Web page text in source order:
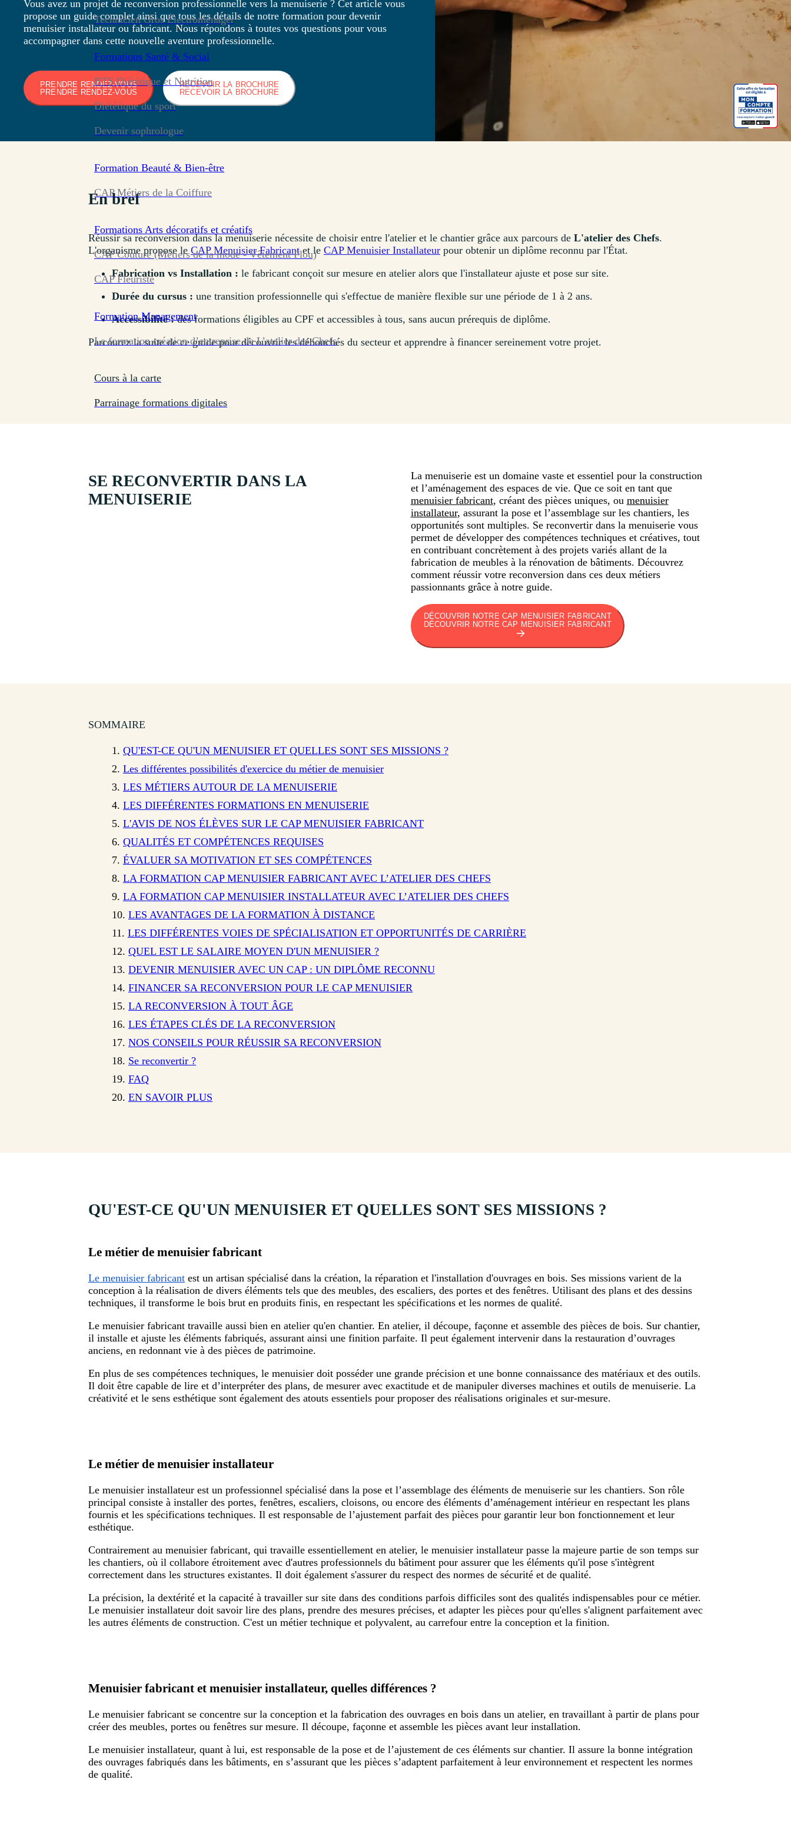
Technicien Gros Électroménager
Formations Santé & Social
BTS Diététique et Nutrition
Diététique du sport
Devenir sophrologue
Formation Beauté & Bien-être
CAP Métiers de la Coiffure
Formations Arts décoratifs et créatifs
CAP Couture (Métiers de la mode - Vêtement Flou)
CAP Fleuriste
Formation Management
La formation création d’entreprise de L’atelier des Chefs
Cours à la carte
Parrainage formations digitales
Vous avez un projet de reconversion professionnelle vers la menuiserie ? Cet article vous
propose un guide complet ainsi que tous les détails de notre formation pour devenir
menuisier installateur ou fabricant. Nous répondons à toutes vos questions pour vous
accompagner dans cette nouvelle aventure professionnelle.
PRENDRE RENDEZ-VOUS
PRENDRE RENDEZ-VOUS
RECEVOIR LA BROCHURE
RECEVOIR LA BROCHURE
En bref
Réussir sa reconversion dans la menuiserie nécessite de choisir entre l'atelier et le chantier grâce aux parcours de L'atelier des Chefs.
L'organisme propose leCAP Menuisier Fabricantet le CAP Menuisier Installateur pour obtenir un diplôme reconnu par l'État.
Fabrication vs Installation : le fabricant conçoit sur mesure en atelier alors que l'installateur ajuste et pose sur site.
Durée du cursus : une transition professionnelle qui s'effectue de manière flexible sur une période de 1 à 2 ans.
Accessibilité :des formations éligibles au CPF et accessibles à tous, sans aucun prérequis de diplôme.
Parcourez la suite de ce guide pour découvrir les débouchés du secteur et apprendre à financer sereinement votre projet.
SE RECONVERTIR DANS LA
MENUISERIE
La menuiserie est un domaine vaste et essentiel pour la construction
et l’aménagement des espaces de vie. Que ce soit en tant que
menuisier fabricant, créant des pièces uniques, ou menuisier
installateur, assurant la pose et l’assemblage sur les chantiers, les
opportunités sont multiples. Se reconvertir dans la menuiserie vous
permet de développer des compétences techniques et créatives, tout
en contribuant concrètement à des projets variés allant de la
fabrication de meubles à la rénovation de bâtiments. Découvrez
comment réussir votre reconversion dans ces deux métiers
passionnants grâce à notre guide.
DÉCOUVRIR NOTRE CAP MENUISIER FABRICANT
DÉCOUVRIR NOTRE CAP MENUISIER FABRICANT
SOMMAIRE
QU'EST-CE QU'UN MENUISIER ET QUELLES SONT SES MISSIONS ?
Les différentes possibilités d'exercice du métier de menuisier
LES MÉTIERS AUTOUR DE LA MENUISERIE
LES DIFFÉRENTES FORMATIONS EN MENUISERIE
L'AVIS DE NOS ÉLÈVES SUR LE CAP MENUISIER FABRICANT
QUALITÉS ET COMPÉTENCES REQUISES
ÉVALUER SA MOTIVATION ET SES COMPÉTENCES
LA FORMATION CAP MENUISIER FABRICANT AVEC L’ATELIER DES CHEFS
LA FORMATION CAP MENUISIER INSTALLATEUR AVEC L’ATELIER DES CHEFS
LES AVANTAGES DE LA FORMATION À DISTANCE
LES DIFFÉRENTES VOIES DE SPÉCIALISATION ET OPPORTUNITÉS DE CARRIÈRE
QUEL EST LE SALAIRE MOYEN D'UN MENUISIER ?
DEVENIR MENUISIER AVEC UN CAP : UN DIPLÔME RECONNU
FINANCER SA RECONVERSION POUR LE CAP MENUISIER
LA RECONVERSION À TOUT ÂGE
LES ÉTAPES CLÉS DE LA RECONVERSION
NOS CONSEILS POUR RÉUSSIR SA RECONVERSION
Se reconvertir ?
FAQ
EN SAVOIR PLUS
QU'EST-CE QU'UN MENUISIER ET QUELLES SONT SES MISSIONS ?
Le métier de menuisier fabricant
Le menuisier fabricant est un artisan spécialisé dans la création, la réparation et l'installation d'ouvrages en bois. Ses missions varient de la
conception à la réalisation de divers éléments tels que des meubles, des escaliers, des portes et des fenêtres. Utilisant des plans et des dessins
techniques, il transforme le bois brut en produits finis, en respectant les spécifications et les normes de qualité.
Le menuisier fabricant travaille aussi bien en atelier qu'en chantier. En atelier, il découpe, façonne et assemble des pièces de bois. Sur chantier,
il installe et ajuste les éléments fabriqués, assurant ainsi une finition parfaite. Il peut également intervenir dans la restauration d’ouvrages
anciens, en redonnant vie à des pièces de patrimoine.
En plus de ses compétences techniques, le menuisier doit posséder une grande précision et une bonne connaissance des matériaux et des outils.
Il doit être capable de lire et d’interpréter des plans, de mesurer avec exactitude et de manipuler diverses machines et outils de menuiserie. La
créativité et le sens esthétique sont également des atouts essentiels pour proposer des réalisations originales et sur-mesure.
Le métier de menuisier installateur
Le menuisier installateur est un professionnel spécialisé dans la pose et l’assemblage des éléments de menuiserie sur les chantiers. Son rôle
principal consiste à installer des portes, fenêtres, escaliers, cloisons, ou encore des éléments d’aménagement intérieur en respectant les plans
fournis et les spécifications techniques. Il est responsable de l’ajustement parfait des pièces pour garantir leur bon fonctionnement et leur
esthétique.
Contrairement au menuisier fabricant, qui travaille essentiellement en atelier, le menuisier installateur passe la majeure partie de son temps sur
les chantiers, où il collabore étroitement avec d'autres professionnels du bâtiment pour assurer que les éléments qu'il pose s'intègrent
correctement dans les structures existantes. Il doit également s'assurer du respect des normes de sécurité et de qualité.
La précision, la dextérité et la capacité à travailler sur site dans des conditions parfois difficiles sont des qualités indispensables pour ce métier.
Le menuisier installateur doit savoir lire des plans, prendre des mesures précises, et adapter les pièces pour qu'elles s'alignent parfaitement avec
les autres éléments de construction. C'est un métier technique et polyvalent, au carrefour entre la conception et la finition.
Menuisier fabricant et menuisier installateur, quelles différences ?
Le menuisier fabricant se concentre sur la conception et la fabrication des ouvrages en bois dans un atelier, en travaillant à partir de plans pour
créer des meubles, portes ou fenêtres sur mesure. Il découpe, façonne et assemble les pièces avant leur installation.
Le menuisier installateur, quant à lui, est responsable de la pose et de l’ajustement de ces éléments sur chantier. Il assure la bonne intégration
des ouvrages fabriqués dans les bâtiments, en s’assurant que les pièces s’adaptent parfaitement à leur environnement et respectent les normes
de qualité.